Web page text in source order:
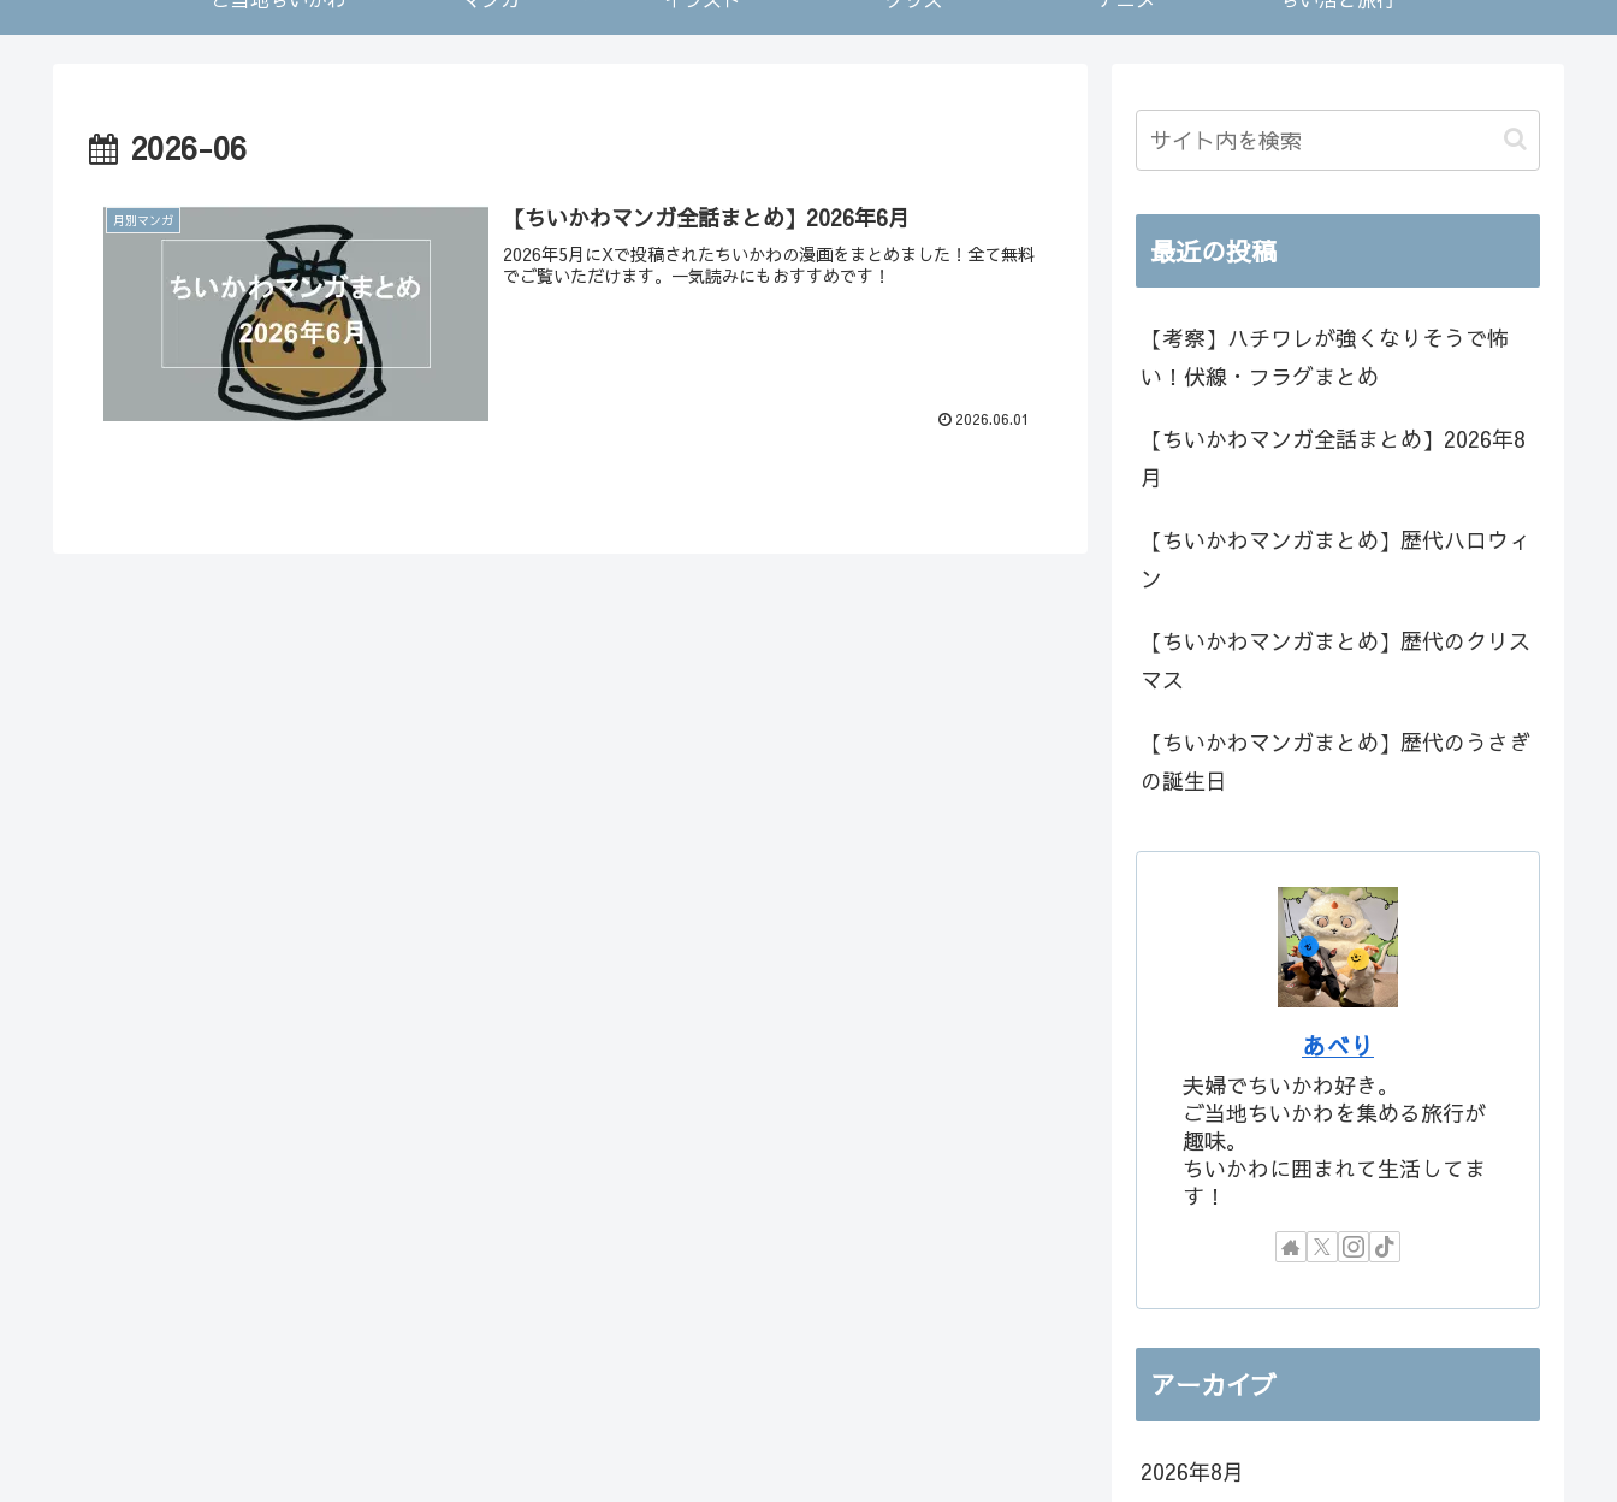
2026-06
月別マンガ 【ちいかわマンガ全話まとめ】2026年6月
2026年5月にXで投稿されたちいかわの漫画をまとめました！全て無料
でご覧いただけます。一気読みにもおすすめです！
2026.06.01
最近の投稿
【考察】ハチワレが強くなりそうで怖
い！伏線・フラグまとめ
【ちいかわマンガ全話まとめ】2026年8
月
【ちいかわマンガまとめ】歴代ハロウィ
ン
【ちいかわマンガまとめ】歴代のクリス
マス
【ちいかわマンガまとめ】歴代のうさぎ
の誕生日
あべり
夫婦でちいかわ好き。
ご当地ちいかわを集める旅行が
趣味。
ちいかわに囲まれて生活してま
す！
アーカイブ
2026年8月